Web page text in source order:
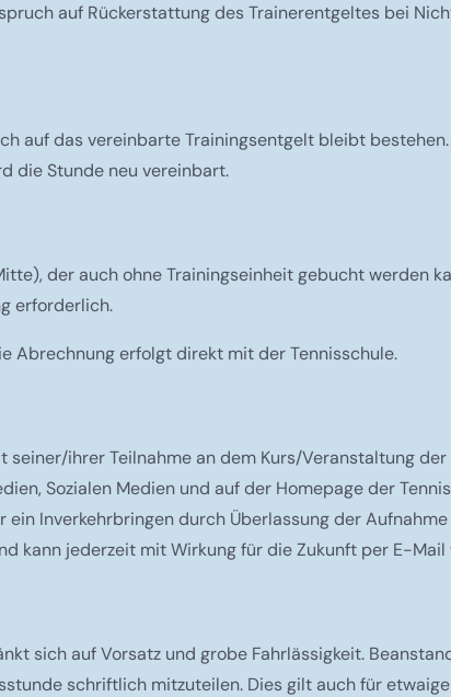
auf Rückerstattung des Trainerentgeltes bei
auf das vereinbarte Trainingsentgelt bleibt
die Stunde neu vereinbart.
der auch ohne Trainingseinheit gebucht werden
erforderlich.
Abrechnung erfolgt direkt mit der Tennisschule.
ihrer Teilnahme an dem Kurs/Veranstaltung der
Sozialen Medien und auf der Homepage der
Inverkehrbringen durch Überlassung der
kann jederzeit mit Wirkung für die Zukunft per E-
sich auf Vorsatz und grobe Fahrlässigkeit.
schriftlich mitzuteilen. Dies gilt auch für